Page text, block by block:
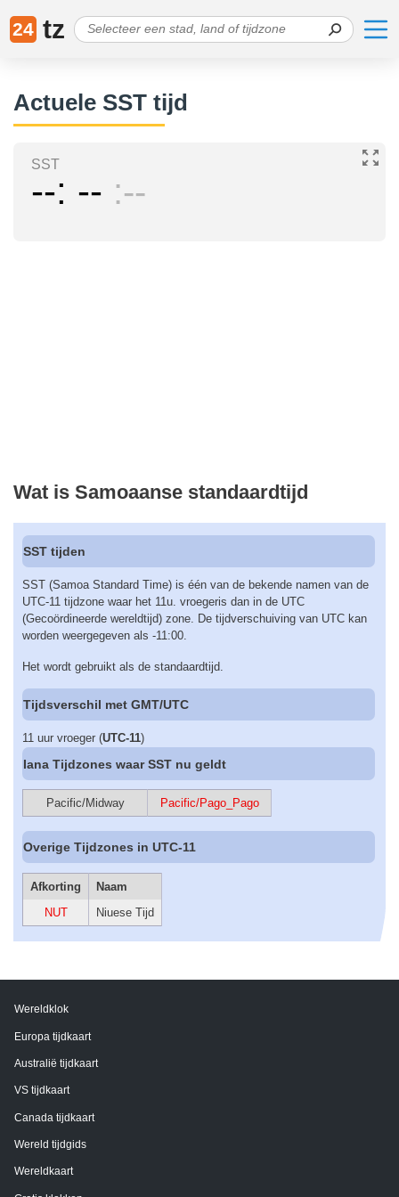
24 tz
Actuele SST tijd
SST
-- -- --
Wat is Samoaanse standaardtijd
SST tijden
SST (Samoa Standard Time) is één van de bekende namen van de
UTC-11 tijdzone waar het 11u. vroegeris dan in de UTC
(Gecoördineerde wereldtijd) zone. De tijdverschuiving van UTC kan
worden weergegeven als -11:00.
Het wordt gebruikt als de standaardtijd.
Tijdsverschil met GMT/UTC
11 uur vroeger (UTC-11)
Iana Tijdzones waar SST nu geldt
Pacific/Midway Pacific/Pago_Pago
Overige Tijdzones in UTC-11
Afkorting
Naam
NUT
Niuese Tijd
Wereldklok
Europa tijdkaart
Australië tijdkaart
VS tijdkaart
Canada tijdkaart
Wereld tijdgids
Wereldkaart